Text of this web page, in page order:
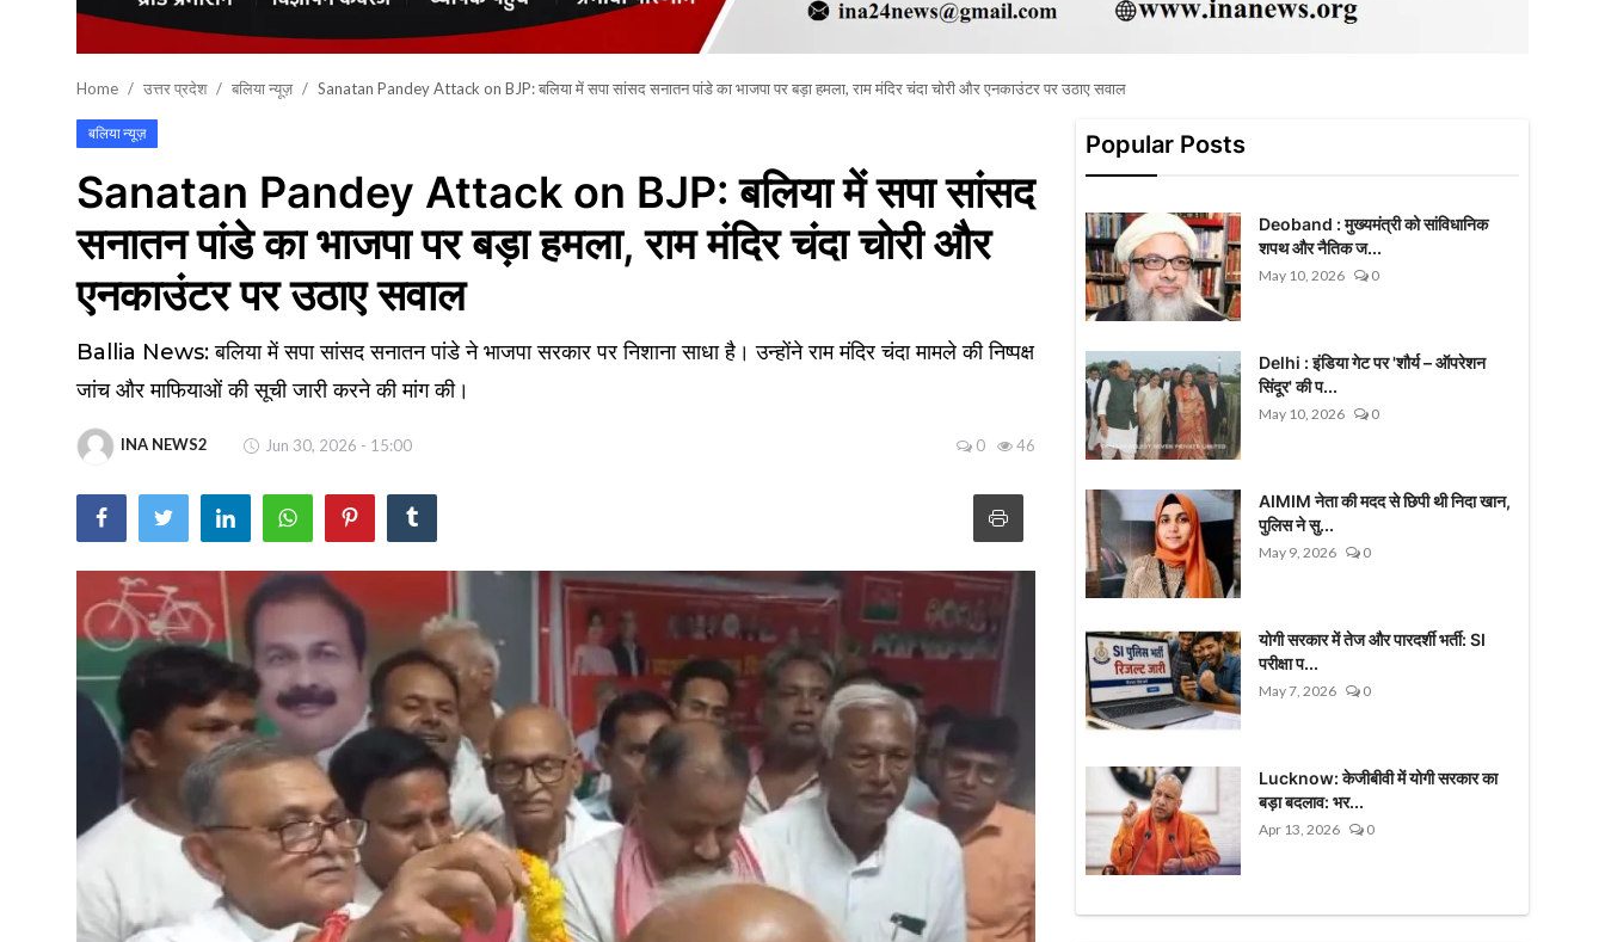
वायरल न्यूज़
Home उत्तर प्रदेश बलिया न्यूज़ Sanatan Pandey Attack on BJP: बलिया में सपा सांसद सनातन पांडे का भाजपा पर बड़ा हमला, राम मंदिर चंदा चोरी और एनकाउंटर पर उठाए सवाल
बलिया न्यूज़
Sanatan Pandey Attack on BJP: बलिया में सपा सांसद
सनातन पांडे का भाजपा पर बड़ा हमला, राम मंदिर चंदा चोरी और
एनकाउंटर पर उठाए सवाल
Ballia News: बलिया में सपा सांसद सनातन पांडे ने भाजपा सरकार पर निशाना साधा है। उन्होंने राम मंदिर चंदा मामले की निष्पक्ष
जांच और माफियाओं की सूची जारी करने की मांग की।
INA NEWS2 Jun 30, 2026 - 15:00 0 46
Popular Posts
Deoband : मुख्यमंत्री को सांविधानिक
शपथ और नैतिक ज...
May 10, 2026 0
Delhi : इंडिया गेट पर 'शौर्य – ऑपरेशन
सिंदूर' की प...
May 10, 2026 0
AIMIM नेता की मदद से छिपी थी निदा खान,
पुलिस ने सु...
May 9, 2026 0
योगी सरकार में तेज और पारदर्शी भर्ती: SI
परीक्षा प...
May 7, 2026 0
Lucknow: केजीबीवी में योगी सरकार का
बड़ा बदलाव: भर...
Apr 13, 2026 0